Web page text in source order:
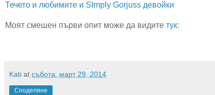
Течето и любимите и SImply Gorjuss девойки
Моят смешен първи опит може да видите тук:
Kati at събота, март 29, 2014
Споделяне